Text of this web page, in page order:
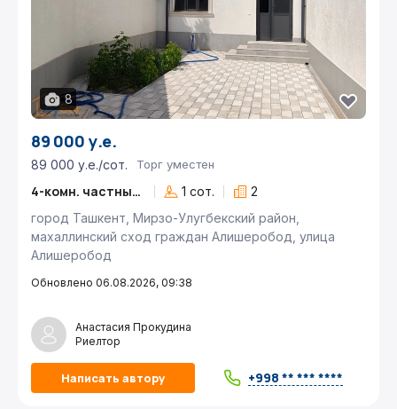
8
89 000 у.е.
89 000 у.е./сот. Торг уместен
4-комн. частный дом 1 сот.
2
город Ташкент, Мирзо-Улугбекский район,
махаллинский сход граждан Алишеробод, улица
Алишеробод
Обновлено 06.08.2026, 09:38
Анастасия Прокудина
Риелтор
Написать автору +998 ** *** ****